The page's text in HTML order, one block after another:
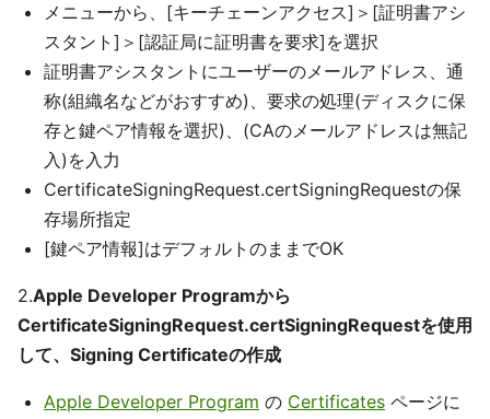
メニューから、[キーチェーンアクセス]＞[証明書アシ
スタント]＞[認証局に証明書を要求]を選択
証明書アシスタントにユーザーのメールアドレス、通
称(組織名などがおすすめ)、要求の処理(ディスクに保
存と鍵ペア情報を選択)、(CAのメールアドレスは無記
入)を入力
CertificateSigningRequest.certSigningRequestの保
存場所指定
[鍵ペア情報]はデフォルトのままでOK
2.Apple Developer Programから
CertificateSigningRequest.certSigningRequestを使用
して、Signing Certificateの作成
Apple Developer Program の Certificates ページに